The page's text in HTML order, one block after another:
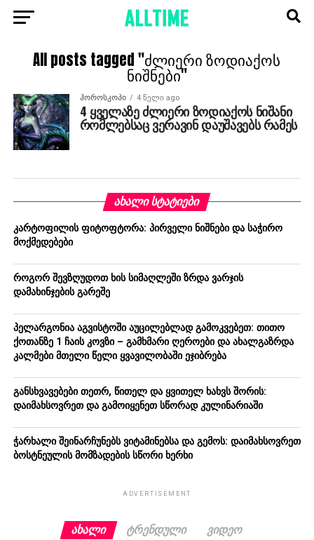
All posts tagged "ძლიერი ზოდიაქოს
ნიშნები"
ᲰᲝᲠᲝᲡᲙᲝᲞᲘ 4 წელი ago
4 ყველაზე ძლიერი ზოდიაქოს ნიშანი
რომლებსაც ვერავინ დაუშავებს რამეს
ᲐᲮᲐᲚᲘ ᲡᲢᲐᲢᲘᲔᲑᲘ
კარტოფილის ფიტოფტორა: პირველი ნიშნები და საჭირო
მოქმედებები
როგორ შევზღუდოთ ხის სიმაღლეში ზრდა ვარჯის
დამახინჯების გარეშე
პელარგონია აგვისტოში აუცილებლად გამოკვებეთ: თითო
ქოთანზე 1 ჩაის კოვზი – გამხმარი ღეროები და ახალგაზრდა
კალმები მთელი წელი ყვავილობაში ეჯიბრება
განსხვავებები თეთრ, წითელ და ყვითელ ხახვს შორის:
დაიმახსოვრეთ და გამოიყენეთ სწორად კულინარიაში
ჭარხალი შეინარჩუნებს ვიტამინებსა და გემოს: დაიმახსოვრეთ
ბოსტნეულის მომზადების სწორი ხერხი
ADVERTISEMENT
ᲐᲮᲐᲚᲘ ᲢᲠᲔᲜᲓᲣᲚᲘ ᲕᲘᲓᲔᲝ